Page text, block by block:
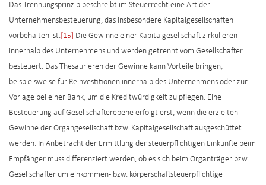
Das Trennungsprinzip beschreibt im Steuerrecht eine Art der
Unternehmensbesteuerung, das insbesondere Kapitalgesellschaften
vorbehalten ist. [15] Die Gewinne einer Kapitalgesellschaft zirkulieren
innerhalb des Unternehmens und werden getrennt vom Gesellschafter
besteuert. Das Thesaurieren der Gewinne kann Vorteile bringen,
beispielsweise für Reinvestitionen innerhalb des Unternehmens oder zur
Vorlage bei einer Bank, um die Kreditwürdigkeit zu pflegen. Eine
Besteuerung auf Gesellschafterebene erfolgt erst, wenn die erzielten
Gewinne der Organgesellschaft bzw. Kapitalgesellschaft ausgeschüttet
werden. In Anbetracht der Ermittlung der steuerpflichtigen Einkünfte beim
Empfänger muss differenziert werden, ob es sich beim Organträger bzw.
Gesellschafter um einkommen- bzw. körperschaftsteuerpflichtige